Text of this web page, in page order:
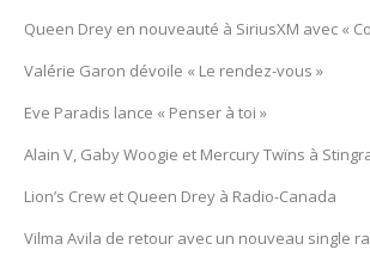
Queen Drey en nouveauté à SiriusXM avec «
Valérie Garon dévoile « Le rendez-vous »
Eve Paradis lance « Penser à toi »
Alain V, Gaby Woogie et Mercury Twïns à
Lion’s Crew et Queen Drey à Radio-Canada
Vilma Avila de retour avec un nouveau single